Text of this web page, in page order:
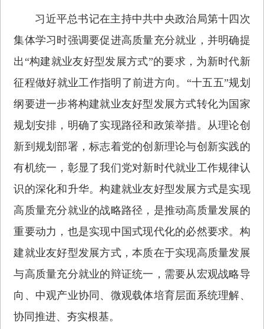
习近平总书记在主持中共中央政治局第十四次
集体学习时强调要促进高质量充分就业，并明确提
出“构建就业友好型发展方式”的要求，为新时代新
征程做好就业工作指明了前进方向。“十五五”规划
纲要进一步将构建就业友好型发展方式转化为国家
规划安排，明确了实现路径和政策举措。从理论创
新到规划部署，标志着党的创新理论与创新实践的
有机统一，彰显了我们党对新时代就业工作规律认
识的深化和升华。构建就业友好型发展方式是实现
高质量充分就业的战略路径，是推动高质量发展的
重要动力，也是实现中国式现代化的必然要求。构
建就业友好型发展方式，本质在于实现高质量发展
与高质量充分就业的辩证统一，需要从宏观战略导
向、中观产业协同、微观载体培育层面系统理解、
协同推进、夯实根基。